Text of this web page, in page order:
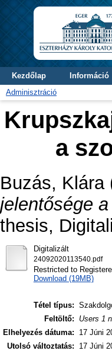
Kezdőlap Információ
Adminisztráció
a
Buzás, Klára
jelentősége
thesis,
Digitalizált
24092020113540.pdf
Restricted to
Download (19MB)
Tétel típus:
Feltöltő:
Users 1
Elhelyezés dátuma:
17 Júni
Utolsó változtatás:
17 Júni